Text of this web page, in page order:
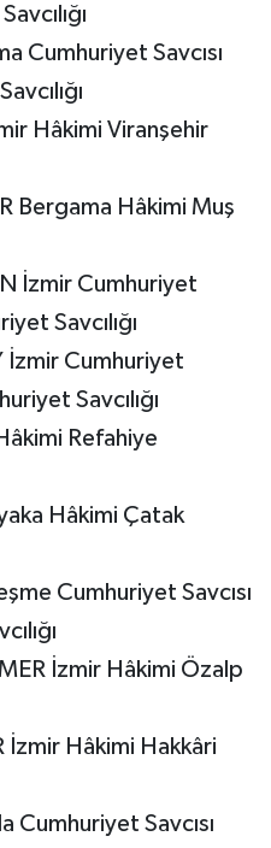
Cumhuriyet Savcısı
Hâkimi Viranşehir
Bergama Hâkimi Muş
İzmir Cumhuriyet
Savcılığı
İzmir Cumhuriyet
Savcılığı
Refahiye
Hâkimi Çatak
Cumhuriyet Savcısı
İzmir Hâkimi Özalp
İzmir Hâkimi Hakkâri
Cumhuriyet Savcısı